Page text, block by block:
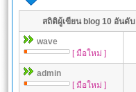
สถิติผู้เขียน blog 10 อันดับ
wave
[ มือใหม่ ]
admin
[ มือใหม่ ]